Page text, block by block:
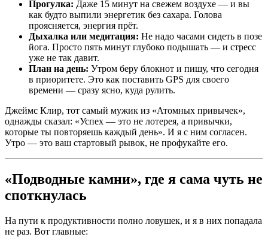
Прогулка: Даже 15 минут на свежем воздухе — и вы
как будто выпили энергетик без сахара. Голова
проясняется, энергия прёт.
Дыхалка или медитация: Не надо часами сидеть в позе
йога. Просто пять минут глубоко подышать — и стресс
уже не так давит.
План на день: Утром беру блокнот и пишу, что сегодня
в приоритете. Это как поставить GPS для своего
времени — сразу ясно, куда рулить.
Джеймс Клир, тот самый мужик из «Атомных привычек»,
однажды сказал: «Успех — это не лотерея, а привычки,
которые ты повторяешь каждый день». И я с ним согласен.
Утро — это ваш стартовый рывок, не профукайте его.
«Подводные камни», где я сама чуть не
споткнулась
На пути к продуктивности полно ловушек, и я в них попадала
не раз. Вот главные: